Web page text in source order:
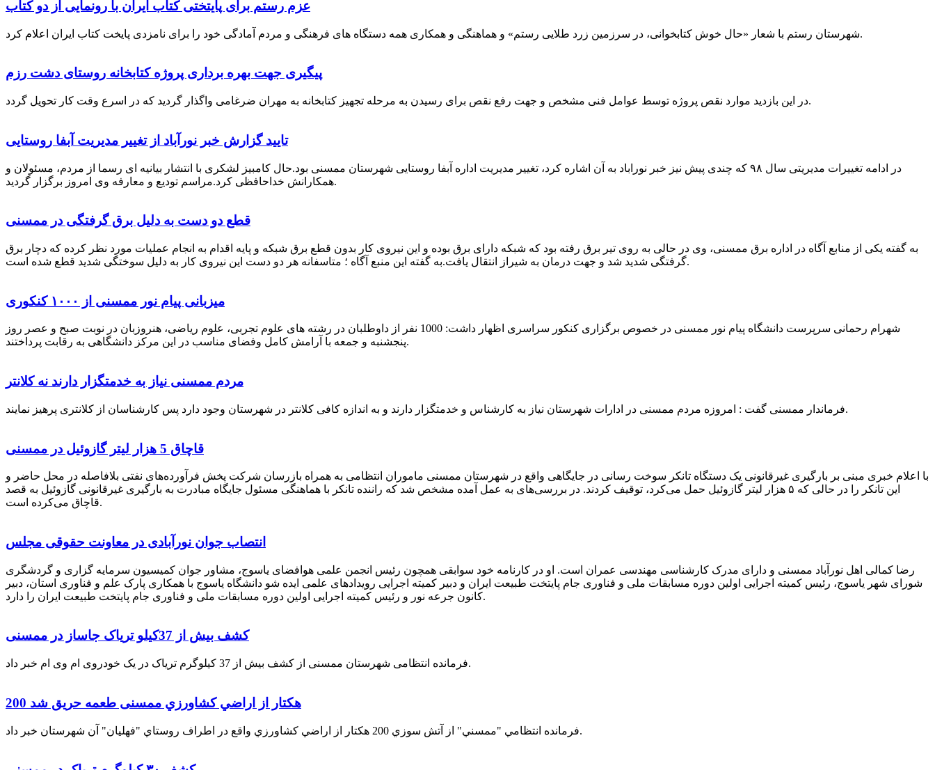
عزم رستم برای پایتختی کتاب ایران با رونمایی از دو کتاب
شهرستان رستم با شعار «حال خوش کتابخوانی، در سرزمین زرد طلایی رستم» و هماهنگی و همکاری همه دستگاه های فرهنگی و مردم آمادگی خود را برای نامزدی پایخت کتاب ایران اعلام کرد.
پیگیری جهت بهره برداری پروژه کتابخانه روستای دشت رزم
در این بازدید موارد نقص پروژه توسط عوامل فنی مشخص و جهت رفع نقص برای رسیدن به مرحله تجهیز کتابخانه به مهران ضرغامی واگذار گردید که در اسرع وقت کار تحویل گردد.
تایید گزارش خبر نورآباد از تغییر مدیریت آبفا روستایی
در ادامه تغییرات مدیریتی سال ۹۸ که چندی پیش نیز خبر نوراباد به آن اشاره کرد، تغییر مدیریت اداره آبفا روستایی شهرستان ممسنی بود.حال کامبیز لشکری با انتشار بیانیه ای رسما از مردم، مسئولان و
همکارانش خداحافظی کرد.مراسم تودیع و معارفه وی امروز برگزار گردید.
قطع دو دست به دلیل برق گرفتگی در ممسنی
به گفته یکی از منابع آگاه در اداره برق ممسنی، وی در حالی به روی تیر برق رفته بود که شبکه دارای برق بوده و این نیروی کار بدون قطع برق شبکه و پایه اقدام به انجام عملیات مورد نظر کرده که دچار برق
گرفتگی شدید شد و جهت درمان به شیراز انتقال یافت.به گفته این منبع آگاه ؛ متاسفانه هر دو دست این نیروی کار به دلیل سوختگی شدید قطع شده است.
میزبانی پیام نور ممسنی از ۱۰۰۰ کنکوری
شهرام رحمانی سرپرست دانشگاه پیام نور ممسنی در خصوص برگزاری کنکور سراسری اظهار داشت: 1000 نفر از داوطلبان در رشته های علوم تجربی، علوم ریاضی، هنروزبان در نوبت صبح و عصر روز
پنجشنبه و جمعه با آرامش کامل وفضای مناسب در این مرکز دانشگاهی به رقابت پرداختند.
مردم ممسنی نیاز به خدمتگزار دارند نه کلانتر
فرماندار ممسنی گفت : امروزه مردم ممسنی در ادارات شهرستان نیاز به کارشناس و خدمتگزار دارند و به اندازه کافی کلانتر در شهرستان وجود دارد پس کارشناسان از کلانتری پرهیز نمایند.
قاچاق 5 هزار لیتر گازوئیل در ممسنی
با اعلام خبری مبنی بر بارگیری غیرقانونی یک دستگاه تانکر سوخت رسانی در جایگاهی واقع در شهرستان ممسنی ماموران انتظامی به همراه بازرسان شرکت پخش فرآورده‌های نفتی بلافاصله در محل حاضر و
این تانکر را در حالی که ۵ هزار لیتر گازوئیل حمل می‌کرد، توقیف کردند. در بررسی‌های به عمل آمده مشخص شد که راننده تانکر با هماهنگی مسئول جایگاه مبادرت به بارگیری غیرقانونی گازوئیل به قصد
قاچاق می‌کرده است.
انتصاب جوان نورآبادی در معاونت حقوقی مجلس
رضا کمالی اهل نورآباد ممسنی و دارای مدرک کارشناسی مهندسی عمران است. او در کارنامه خود سوابقی همچون رئیس انجمن علمی هوافضای یاسوج، مشاور جوان کمیسیون سرمایه گزاری و گردشگری
شورای شهر یاسوج، رئیس کمیته اجرایی اولین دوره مسابقات ملی و فناوری جام پایتخت طبیعت ایران و دبیر کمیته اجرایی رویدادهای علمی ایده شو دانشگاه یاسوج با همکاری پارک علم و فناوری استان، دبیر
کانون جرعه نور و رئیس کمیته اجرایی اولین دوره مسابقات ملی و فناوری جام پایتخت طبیعت ایران را دارد.
کشف بیش از 37کیلو تریاک جاساز در ممسنی
فرمانده انتظامی شهرستان ممسنی از کشف بیش از 37 کیلوگرم تریاک در یک خودروی ام وی ام خبر داد.
200 هكتار از اراضي كشاورزي ممسنی طعمه حریق شد
فرمانده انتظامي "ممسني" از آتش سوزي 200 هكتار از اراضي كشاورزي واقع در اطراف روستاي "فهلیان" آن شهرستان خبر داد.